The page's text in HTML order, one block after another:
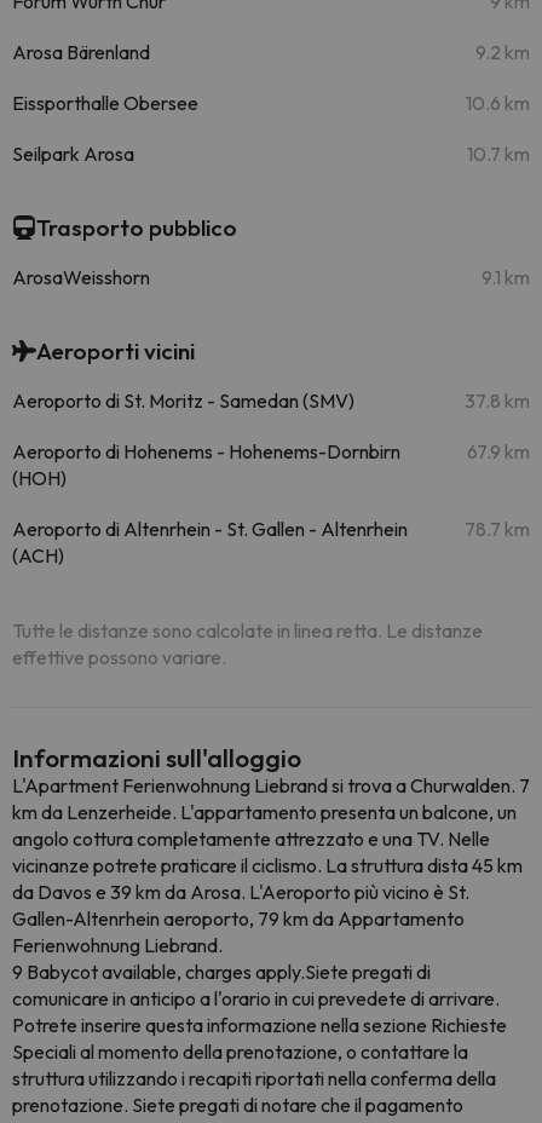
Arosa Bärenland 9.2 km
Eissporthalle Obersee 10.6 km
Seilpark Arosa 10.7 km
Trasporto pubblico
ArosaWeisshorn 9.1 km
Aeroporti vicini
Aeroporto di St. Moritz - Samedan (SMV) 37.8 km
Aeroporto di Hohenems - Hohenems-Dornbirn
(HOH)
67.9 km
Aeroporto di Altenrhein - St. Gallen - Altenrhein
(ACH)
78.7 km
Tutte le distanze sono calcolate in linea retta. Le distanze
effettive possono variare.
Informazioni sull'alloggio
L'Apartment Ferienwohnung Liebrand si trova a Churwalden. 7
km da Lenzerheide. L'appartamento presenta un balcone, un
angolo cottura completamente attrezzato e una TV. Nelle
vicinanze potrete praticare il ciclismo. La struttura dista 45 km
da Davos e 39 km da Arosa. L'Aeroporto più vicino è St.
Gallen-Altenrhein aeroporto, 79 km da Appartamento
Ferienwohnung Liebrand.
9 Babycot available, charges apply.Siete pregati di
comunicare in anticipo a l'orario in cui prevedete di arrivare.
Potrete inserire questa informazione nella sezione Richieste
Speciali al momento della prenotazione, o contattare la
struttura utilizzando i recapiti riportati nella conferma della
prenotazione. Siete pregati di notare che il pagamento